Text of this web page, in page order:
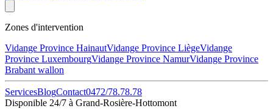
Zones d'intervention
Vidange Province HainautVidange Province LiègeVidange
Province LuxembourgVidange Province NamurVidange Province
Brabant wallon
ServicesBlogContact0472/78.78.78
Disponible 24/7 à Grand-Rosière-Hottomont